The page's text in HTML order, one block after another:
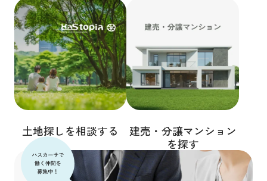
土地探しを相談する
建売・分譲マンション
を探す